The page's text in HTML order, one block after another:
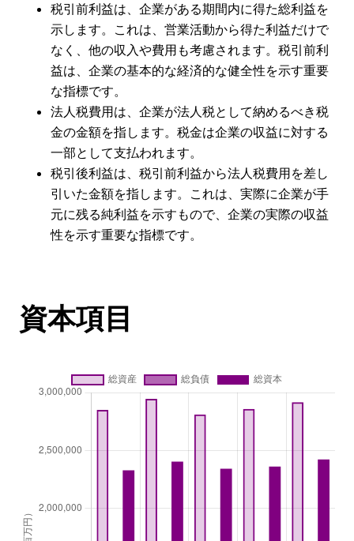
税引前利益は、企業がある期間内に得た総利益を
示します。これは、営業活動から得た利益だけで
なく、他の収入や費用も考慮されます。税引前利
益は、企業の基本的な経済的な健全性を示す重要
な指標です。
法人税費用は、企業が法人税として納めるべき税
金の金額を指します。税金は企業の収益に対する
一部として支払われます。
税引後利益は、税引前利益から法人税費用を差し
引いた金額を指します。これは、実際に企業が手
元に残る純利益を示すもので、企業の実際の収益
性を示す重要な指標です。
資本項目